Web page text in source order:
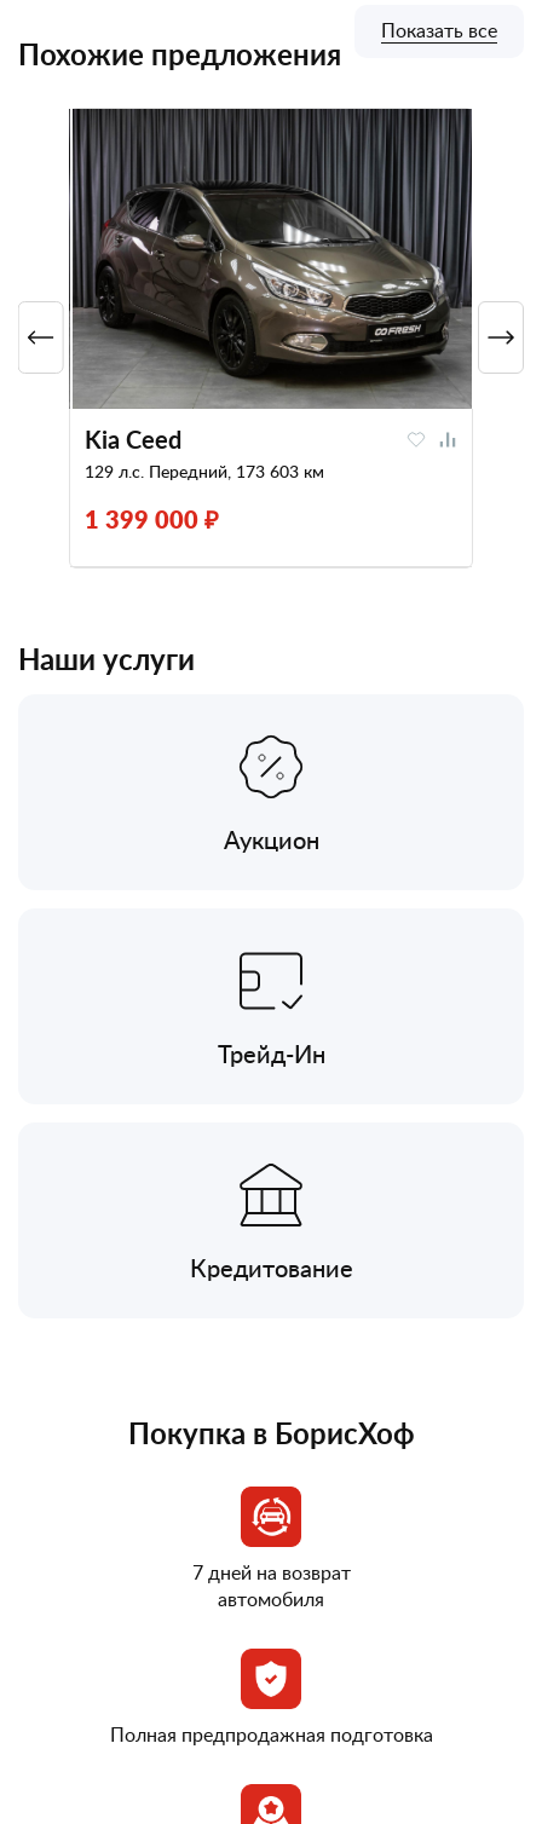
Похожие предложения
Kia Ceed
129 л.с. Передний, 173 603 км
1 399 000 ₽
Показать все
Наши услуги
Аукцион
Трейд-Ин
Кредитование
Покупка в БорисХоф
7 дней на возврат
автомобиля
Полная предпродажная подготовка